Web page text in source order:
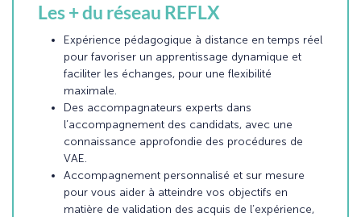
Les + du réseau REFLX
Expérience pédagogique à distance en temps réel
pour favoriser un apprentissage dynamique et
faciliter les échanges, pour une flexibilité
maximale.
Des accompagnateurs experts dans
l’accompagnement des candidats, avec une
connaissance approfondie des procédures de
VAE.
Accompagnement personnalisé et sur mesure
pour vous aider à atteindre vos objectifs en
matière de validation des acquis de l’expérience,